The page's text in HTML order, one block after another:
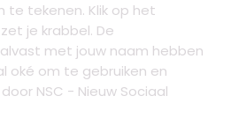
te tekenen. Klik op het
je krabbel. De
met jouw naam hebben
oké om te gebruiken en
NSC - Nieuw Sociaal